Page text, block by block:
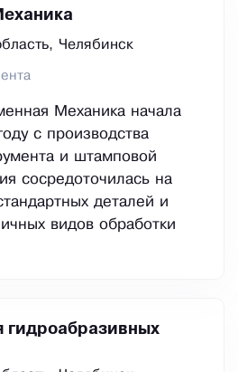
Челябинск
Механика начала
с производства
и штамповой
сосредоточилась на
деталей и
видов обработки
гидроабразивных